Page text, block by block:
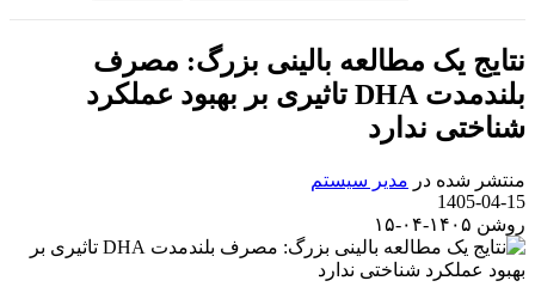
نتایج یک مطالعه بالینی بزرگ: مصرف
بلندمدت DHA تاثیری بر بهبود عملکرد
شناختی ندارد
منتشر شده در مدیر سیستم
1405-04-15
روشن ۱۴۰۵-۰۴-۱۵